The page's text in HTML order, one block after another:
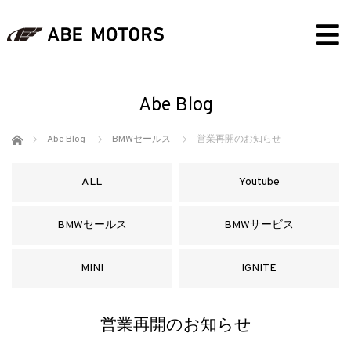
Abe Blog
ホーム Abe Blog BMWセールス 営業再開のお知らせ
ALL Youtube
BMWセールス BMWサービス
MINI IGNITE
営業再開のお知らせ